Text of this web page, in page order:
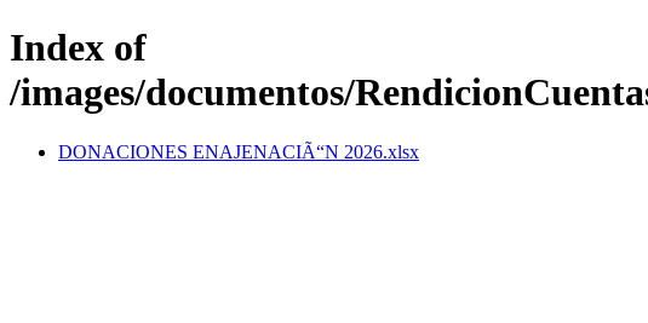
Index of
/images/documentos/
DONACIONES ENAJENACIÃ“N 2026.xlsx